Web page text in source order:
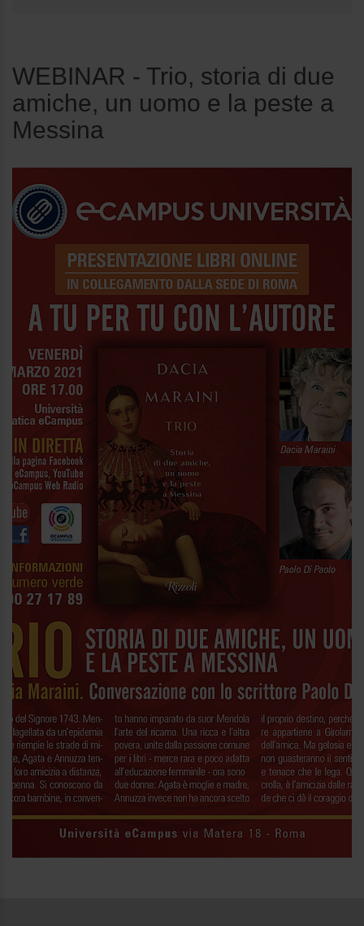
WEBINAR - Trio, storia di due
amiche, un uomo e la peste a
Messina